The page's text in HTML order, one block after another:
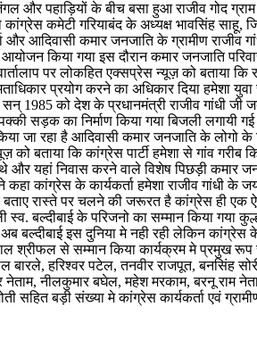
पहाड़ियों के बीच बसा हुआ राजीव गोद ग्राम
कमेटी गरियाबंद के अध्यक्ष भावसिंह
आदिवासी कमार जनजाति के ग्रामीण राजीव
किया गया इस दौरान कमार जनजाति
पर लोकहित एक्सप्रेस न्यूज़ को बताया
प्रयोग करने का अधिकार दिया हमेशा
सन् 1985 को देश के प्रधानमंत्री राजीव गांधी
सड़क का निर्माण किया गया बिजली
जा रहा है आदिवासी कमार जनजाति के लोगो
बताया कि कांग्रेस पार्टी हमेशा से गांव
थे और यहां निवास करने वाले विशेष पिछड़ी
कांग्रेस के कार्यकर्ता हमेशा राजीव गांधी
रास्ते पर चलने की जरूरत है कांग्रेस ही एक
स्व. बल्दीबाई के परिजनो का सम्मान किया
बल्दीबाई इस दुनिया मे नही रही लेकिन
श्रीफल से सम्मान किया कार्यक्रम मे
बारले, हरिश्वर पटेल, तनवीर राजपूत,
नीलकुमार बघेल, महेश मरकाम, बरनू राम
सहित बड़ी संख्या मे कांग्रेस कार्यकर्ता एवं